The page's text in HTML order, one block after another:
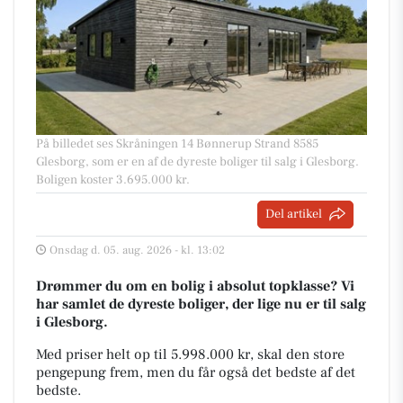
På billedet ses Skråningen 14 Bønnerup Strand 8585
Glesborg, som er en af de dyreste boliger til salg i Glesborg.
Boligen koster 3.695.000 kr.
Del artikel
Onsdag d. 05. aug. 2026 - kl. 13:02
Drømmer du om en bolig i absolut topklasse? Vi
har samlet de dyreste boliger, der lige nu er til salg
i Glesborg.
Med priser helt op til 5.998.000 kr, skal den store
pengepung frem, men du får også det bedste af det
bedste.